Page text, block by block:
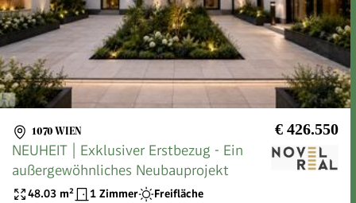
1070 WIEN € 426.550
NEUHEIT | Exklusiver Erstbezug - Ein
außergewöhnliches Neubauprojekt
48.03 m² 1 Zimmer Freifläche